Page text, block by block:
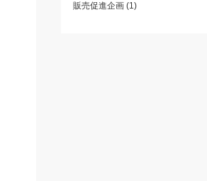
販売促進企画(1)